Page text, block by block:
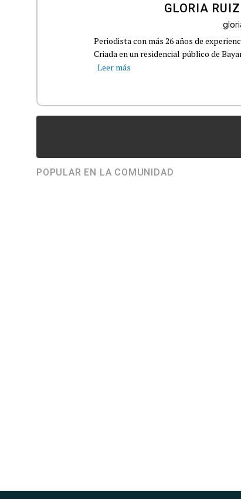
GLORIA
Periodista con más 26 años de
Criada en un residencial público de
Leer más
POPULAR EN LA COMUNIDAD